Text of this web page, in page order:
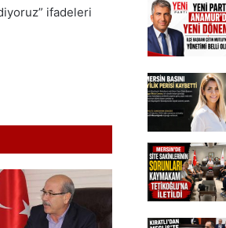
ifadeleri